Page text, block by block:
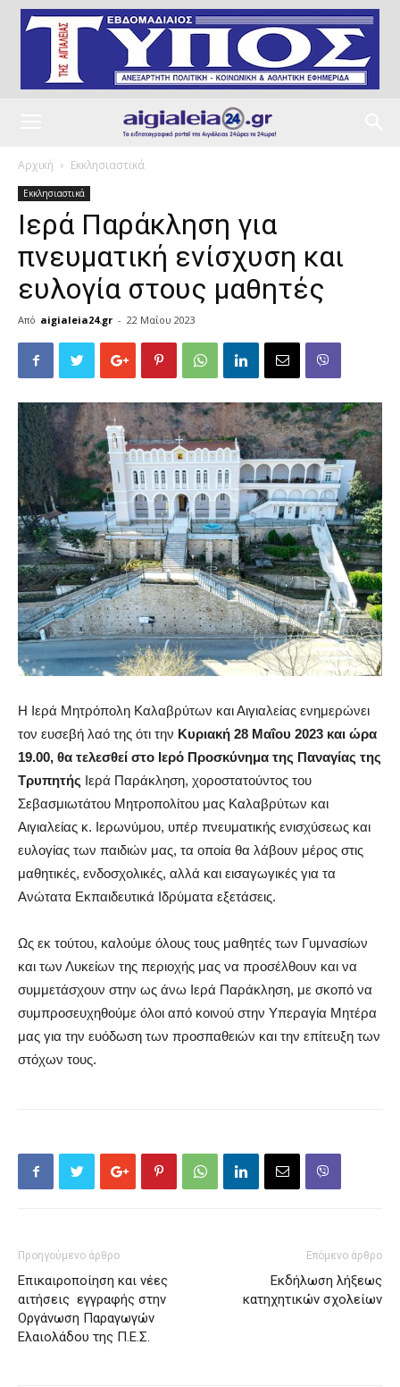
Αρχική Εκκλησιαστικά
Εκκλησιαστικά
Ιερά Παράκληση για
πνευματική ενίσχυση και
ευλογία στους μαθητές
Από aigialeia24.gr - 22 Μαΐου 2023
Η Ιερά Μητρόπολη Καλαβρύτων και Αιγιαλείας ενημερώνει
τον ευσεβή λαό της ότι την Kυριακή 28 Μαΐου 2023 και ώρα
19.00, θα τελεσθεί στο Ιερό Προσκύνημα της Παναγίας της
Τρυπητής Ιερά Παράκληση, χοροστατούντος του
Σεβασμιωτάτου Μητροπολίτου μας Καλαβρύτων και
Αιγιαλείας κ. Ιερωνύμου, υπέρ πνευματικής ενισχύσεως και
ευλογίας των παιδιών μας, τα οποία θα λάβουν μέρος στις
μαθητικές, ενδοσχολικές, αλλά και εισαγωγικές για τα
Ανώτατα Εκπαιδευτικά Ιδρύματα εξετάσεις.
Ως εκ τούτου, καλούμε όλους τους μαθητές των Γυμνασίων
και των Λυκείων της περιοχής μας να προσέλθουν και να
συμμετάσχουν στην ως άνω Ιερά Παράκληση, με σκοπό να
συμπροσευχηθούμε όλοι από κοινού στην Υπεραγία Μητέρα
μας για την ευόδωση των προσπαθειών και την επίτευξη των
στόχων τους.
Προηγούμενο άρθρο
Επικαιροποίηση και νέες
αιτήσεις εγγραφής στην
Οργάνωση Παραγωγών
Ελαιολάδου της Π.Ε.Σ.
Επόμενο άρθρο
Εκδήλωση λήξεως
κατηχητικών σχολείων